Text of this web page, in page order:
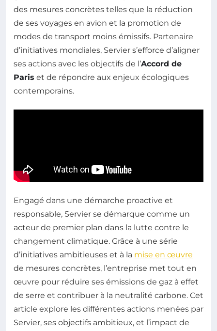
des mesures concrètes telles que la réduction
de ses voyages en avion et la promotion de
modes de transport moins émissifs. Partenaire
d’initiatives mondiales, Servier s’efforce d’aligner
ses actions avec les objectifs de l’Accord de
Paris et de répondre aux enjeux écologiques
contemporains.
Engagé dans une démarche proactive et
responsable, Servier se démarque comme un
acteur de premier plan dans la lutte contre le
changement climatique. Grâce à une série
d’initiatives ambitieuses et à la mise en œuvre
de mesures concrètes, l’entreprise met tout en
œuvre pour réduire ses émissions de gaz à effet
de serre et contribuer à la neutralité carbone. Cet
article explore les différentes actions menées par
Servier, ses objectifs ambitieux, et l’impact de